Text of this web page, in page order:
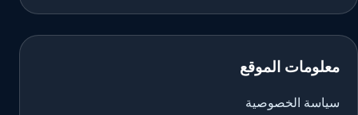
معلومات الموقع
سياسة الخصوصية